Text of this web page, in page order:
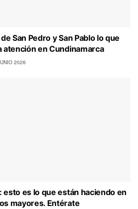
San Pedro y San Pablo lo que
atención en Cundinamarca
2026
esto es lo que están haciendo en
mayores. Entérate